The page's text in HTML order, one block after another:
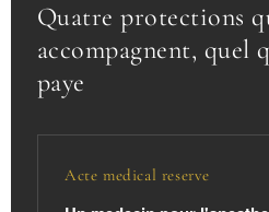
Quatre protections
accompagnent, quel
paye
Acte medical reserve